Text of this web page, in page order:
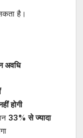
है।
अवधि
होगी
33% से ज्यादा